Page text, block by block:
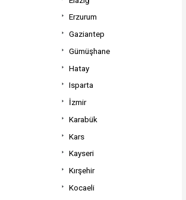
Erzurum
Gaziantep
Gümüşhane
Hatay
Isparta
İzmir
Karabük
Kars
Kayseri
Kırşehir
Kocaeli